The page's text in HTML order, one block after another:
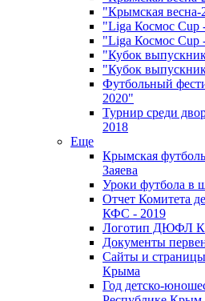
"Крымская весна-
"Liga Космос Cup
"Liga Космос Cup
"Кубок
"Кубок
Футбольный
2020"
Турнир среди
2018
Еще
Крымская
Заяева
Уроки футбола в
Отчет Комитета
КФС - 2019
Логотип ДЮФЛ
Документы
Сайты и
Крыма
Год детско-